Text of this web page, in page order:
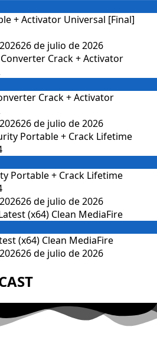
+ Activator Universal [Final]
26 de julio de 2026
Crack + Activator
26 de julio de 2026
Portable + Crack Lifetime
26 de julio de 2026
(x64) Clean MediaFire
26 de julio de 2026